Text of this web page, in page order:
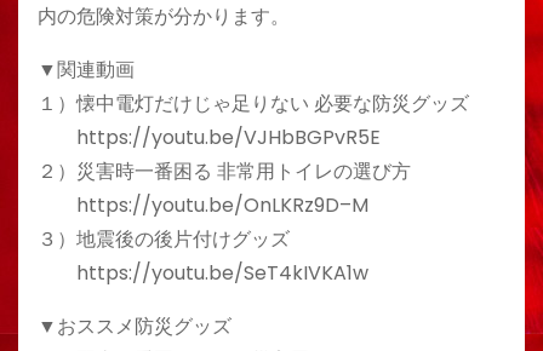
内の危険対策が分かります。
▼関連動画
１）懐中電灯だけじゃ足りない 必要な防災グッズ
https://youtu.be/VJHbBGPvR5E
２）災害時一番困る 非常用トイレの選び方
https://youtu.be/OnLKRz9D–M
３）地震後の後片付けグッズ
https://youtu.be/SeT4kIVKA1w
▼おススメ防災グッズ